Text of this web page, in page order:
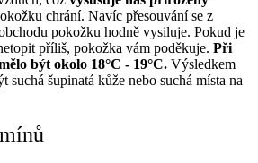
chrání. Navíc přesouvání se z
pokožku hodně vysiluje. Pokud je
příliš, pokožka vám poděkuje. Při
být okolo 18°C - 19°C. Výsledkem
suchá šupinatá kůže nebo suchá místa na